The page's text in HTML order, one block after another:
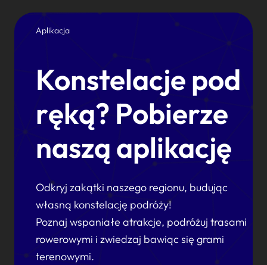
Aplikacja
Konstelacje pod
ręką? Pobierze
naszą aplikację
Odkryj zakątki naszego regionu, budując
własną konstelację podróży!
Poznaj wspaniałe atrakcje, podróżuj trasami
rowerowymi i zwiedzaj bawiąc się grami
terenowymi.